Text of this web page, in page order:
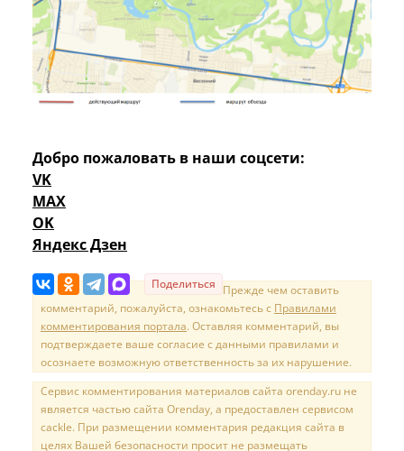
Добро пожаловать в наши соцсети:
VK
MAX
OK
Яндекс Дзен
Поделиться Прежде чем оставить
комментарий, пожалуйста, ознакомьтесь с Правилами
комментирования портала. Оставляя комментарий, вы
подтверждаете ваше согласие с данными правилами и
осознаете возможную ответственность за их нарушение.
Сервис комментирования материалов сайта orenday.ru не
является частью сайта Orenday, а предоставлен сервисом
cackle. При размещении комментария редакция сайта в
целях Вашей безопасности просит не размещать